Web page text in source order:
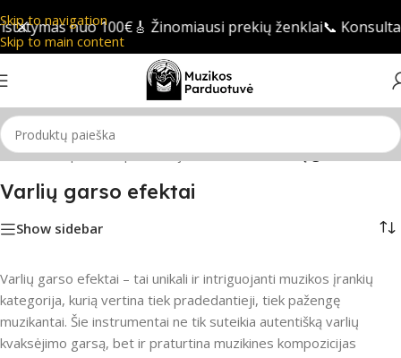
Skip to navigation
Skip to main content
nuo 100€🎸 Žinomiausi prekių ženklai📞
Liaudies ir pasaulio pučiamieji instrumentai/Varlių garso efektai
Varlių garso efektai
Show sidebar
Varlių garso efektai – tai unikali ir intriguojanti muzikos įrankių
kategorija, kurią vertina tiek pradedantieji, tiek pažengę
muzikantai. Šie instrumentai ne tik suteikia autentišką varlių
kvaksėjimo garsą, bet ir praturtina muzikines kompozicijas